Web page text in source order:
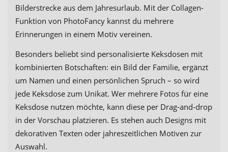
Bilderstrecke aus dem Jahresurlaub. Mit der Collagen-
Funktion von PhotoFancy kannst du mehrere
Erinnerungen in einem Motiv vereinen.
Besonders beliebt sind personalisierte Keksdosen mit
kombinierten Botschaften: ein Bild der Familie, ergänzt
um Namen und einen persönlichen Spruch – so wird
jede Keksdose zum Unikat. Wer mehrere Fotos für eine
Keksdose nutzen möchte, kann diese per Drag-and-drop
in der Vorschau platzieren. Es stehen auch Designs mit
dekorativen Texten oder jahreszeitlichen Motiven zur
Auswahl.